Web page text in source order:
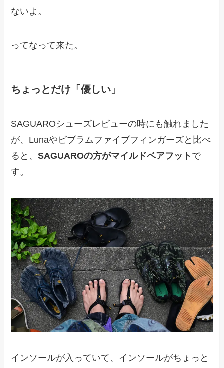
ないよ。
ってなって来た。
ちょっとだけ「優しい」
SAGUAROシューズレビューの時にも触れました
が、Lunaやビブラムファイブフィンガーズと比べ
ると、SAGUAROの方がマイルドベアフット で
す。
インソールが入っていて、インソールがちょっと